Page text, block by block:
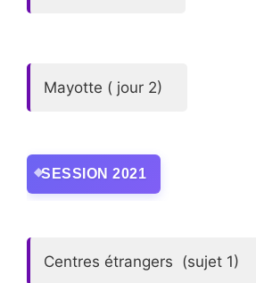
Mayotte ( jour 2)
SESSION 2021
Centres étrangers (sujet 1)